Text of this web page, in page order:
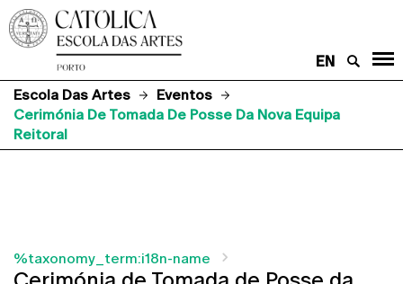
EN
Escola Das Artes
Eventos
Cerimónia De Tomada De Posse Da Nova Equipa
Reitoral
%taxonomy_term:i18n-name